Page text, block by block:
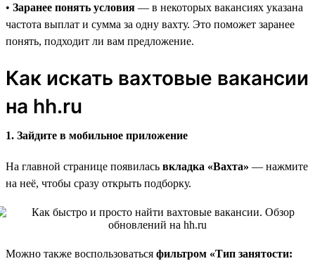
• Заранее понять условия — в некоторых вакансиях указана
частота выплат и сумма за одну вахту. Это поможет заранее
понять, подходит ли вам предложение.
Как искать вахтовые вакансии
на hh.ru
1. Зайдите в мобильное приложение
На главной странице появилась вкладка «Вахта» — нажмите
на неё, чтобы сразу открыть подборку.
Можно также воспользоваться фильтром «Тип занятости: